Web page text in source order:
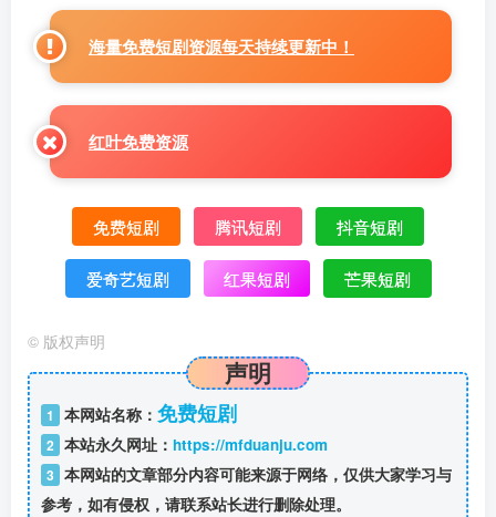
海量免费短剧资源每天持续更新中！
红叶免费资源
免费短剧 腾讯短剧 抖音短剧
爱奇艺短剧 红果短剧 芒果短剧
© 版权声明
声明
1 本网站名称： 免费短剧
2 本站永久网址： https://mfduanju.com
3 本网站的文章部分内容可能来源于网络，仅供大家学习与
参考，如有侵权，请联系站长进行删除处理。